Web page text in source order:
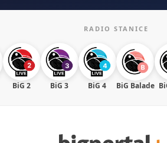
RADIO STANICE
BiG 2 BiG 3 BiG 4 BiG Balade